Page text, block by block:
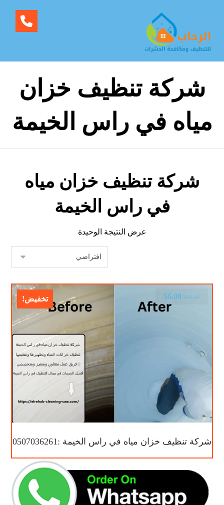
شركة تنظيف خزان
مياه في راس الخيمة
شركة تنظيف خزان مياه
في راس الخيمة
عرض النتيجة الوحيدة
تخفيض!
شركة تنظيف خزان مياه في راس الخيمة :0507036261
$10.00
$6.00